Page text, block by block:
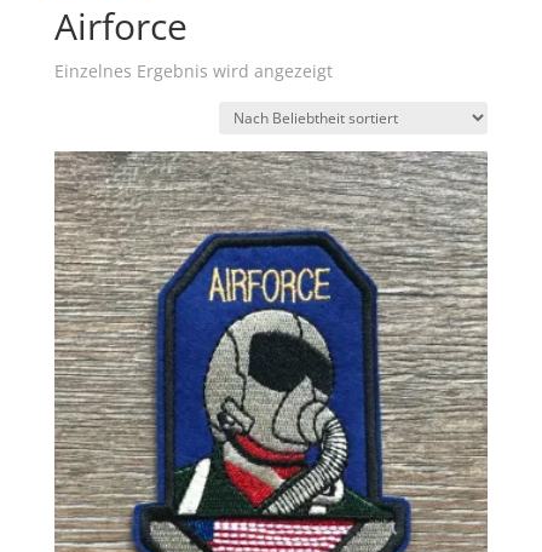
Airforce
Einzelnes Ergebnis wird angezeigt